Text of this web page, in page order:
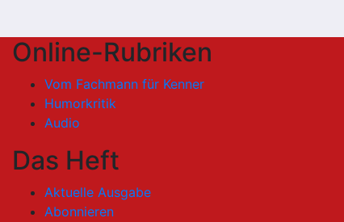
Online-Rubriken
Vom Fachmann für Kenner
Humorkritik
Audio
Das Heft
Aktuelle Ausgabe
Abonnieren